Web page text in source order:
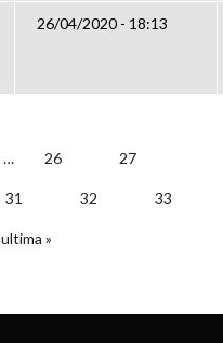
26/04/2020 - 18:13
… 26 27
31 32 33
ultima »